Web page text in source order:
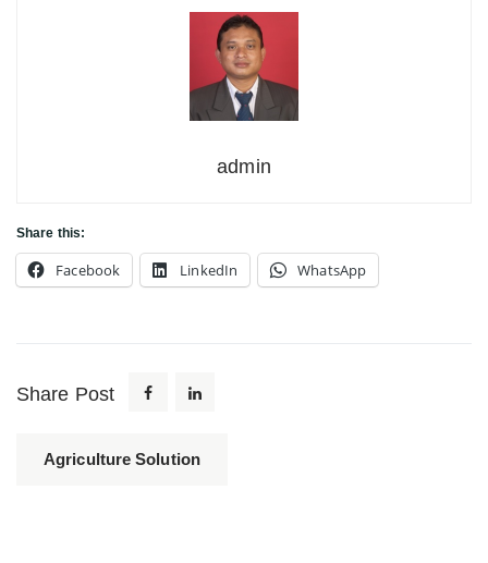
admin
Share this:
Facebook LinkedIn WhatsApp
Share Post
Agriculture Solution